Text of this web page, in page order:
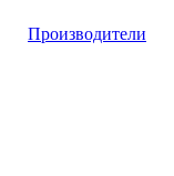
Производители